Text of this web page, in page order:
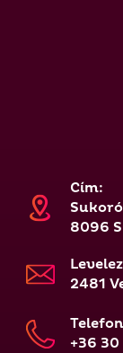
Cím:
8096
2481
+36